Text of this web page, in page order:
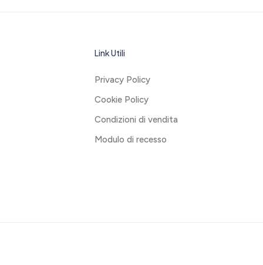
Link Utili
Privacy Policy
Cookie Policy
Condizioni di vendita
Modulo di recesso